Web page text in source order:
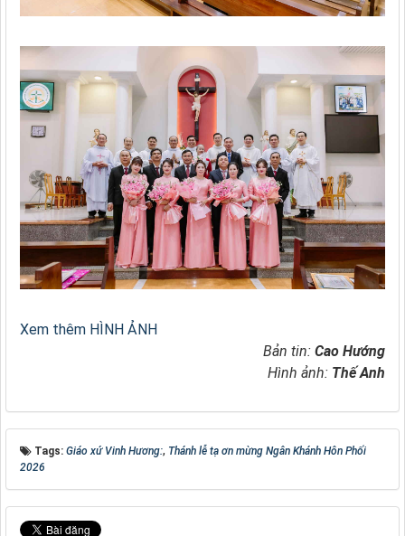
Xem thêm HÌNH ẢNH
Bản tin: Cao Hướng
Hình ảnh: Thế Anh
Tags: Giáo xứ Vinh Hương:, Thánh lễ tạ ơn mừng Ngân Khánh Hôn Phối
2026